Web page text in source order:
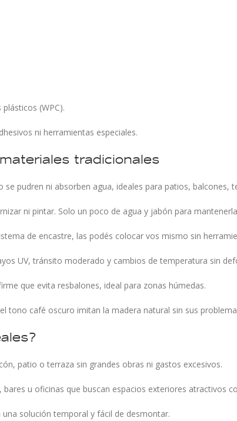
(WPC).
ni herramientas especiales.
tradicionales
se pudren ni absorben agua, ideales para patios, balcones,
ni pintar. Solo un poco de agua y jabón para
de encastre, las podés colocar vos mismo sin
UV, tránsito moderado y cambios de temperatura sin
que evita resbalones, ideal para zonas húmedas.
tono café oscuro imitan la madera natural sin sus
patio o terraza sin grandes obras ni gastos excesivos.
u oficinas que buscan espacios exteriores atractivos
una solución temporal y fácil de desmontar.